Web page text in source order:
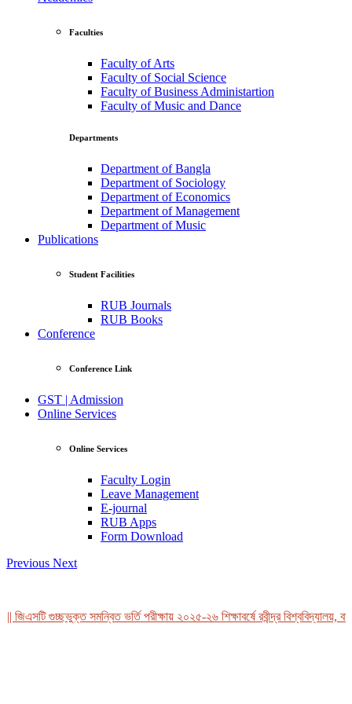
Faculties
Faculty of Arts
Faculty of Social Science
Faculty of Business Administartion
Faculty of Music and Dance
Departments
Department of Bangla
Department of Sociology
Department of Economics
Department of Management
Department of Music
Publications
Student Facilities
RUB Journals
RUB Books
Conference
Conference Link
GST | Admission
Online Services
Online Services
Faculty Login
Leave Management
E-journal
RUB Apps
Form Download
Previous Next
গুচ্ছভুক্ত সমন্বিত ভর্তি পরীক্ষায় ২০২৫-২৬ শিক্ষাবর্ষে রবীন্দ্র বিশ্ববিদ্যালয়,